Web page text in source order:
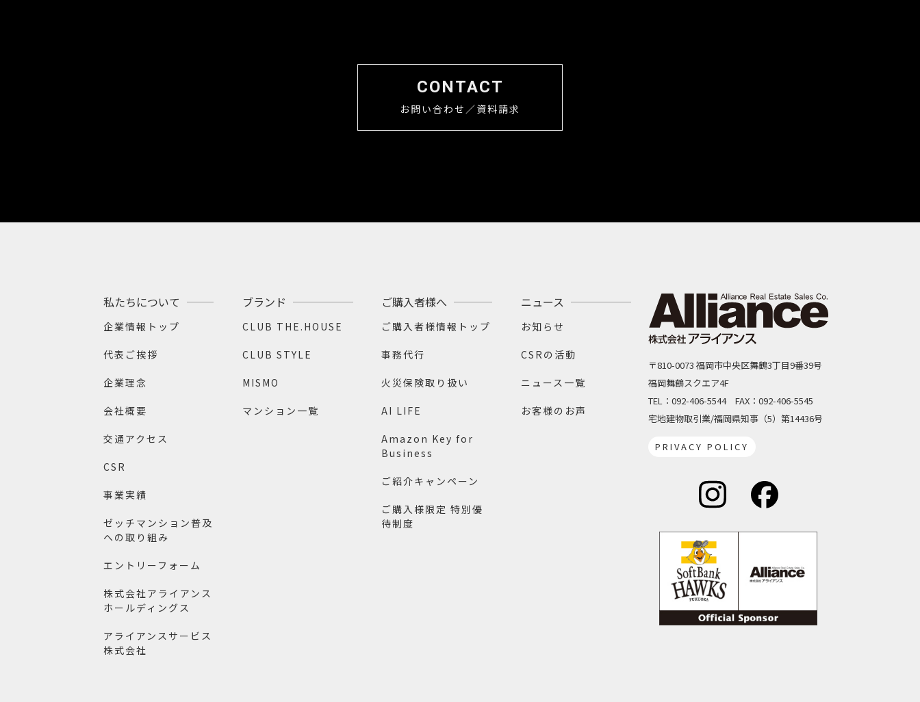
CONTACT
お問い合わせ／資料請求
私たちについて
企業情報トップ
代表ご挨拶
企業理念
会社概要
交通アクセス
CSR
事業実績
ゼッチマンション普及
への取り組み
エントリーフォーム
株式会社アライアンス
ホールディングス
アライアンスサービス
株式会社
ブランド
CLUB THE.HOUSE
CLUB STYLE
MISMO
マンション一覧
ご購入者様へ
ご購入者様情報トップ
事務代行
火災保険取り扱い
AI LIFE
Amazon Key for
Business
ご紹介キャンペーン
ご購入様限定 特別優
待制度
ニュース
お知らせ
CSRの活動
ニュース一覧
お客様のお声
〒810-0073 福岡市中央区舞鶴3丁目9番39号
福岡舞鶴スクエア4F
TEL：092-406-5544 FAX：092-406-5545
宅地建物取引業/福岡県知事（5）第14436号
PRIVACY POLICY